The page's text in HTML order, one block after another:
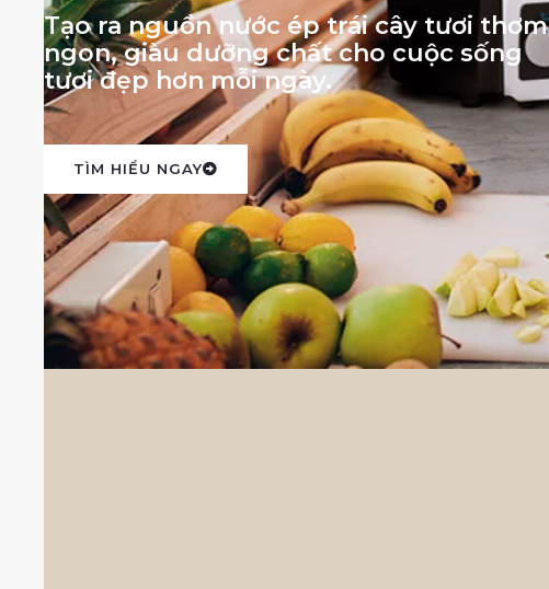
Tạo ra nguồn nước ép trái cây tươi thơm
ngon, giàu dưỡng chất cho cuộc sống
tươi đẹp hơn mỗi ngày.
TÌM HIỂU NGAY